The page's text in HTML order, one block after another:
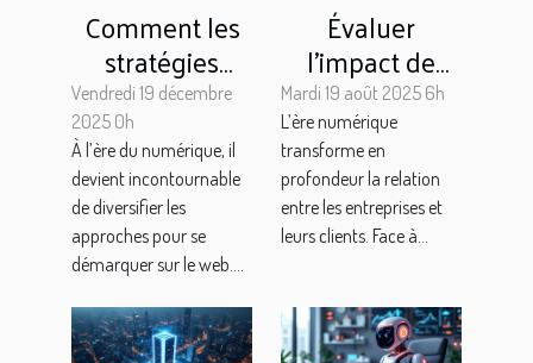
Comment les
stratégies
multi-leviers
boostent votre
présence en
ligne ?
Vendredi 19 décembre
2025 0h
À l’ère du numérique, il
devient incontournable
de diversifier les
approches pour se
démarquer sur le web....
Évaluer
l’impact de
développer un
chatbot sur
l’expérience
client
Mardi 19 août 2025 6h
L’ère numérique
transforme en
profondeur la relation
entre les entreprises et
leurs clients. Face à...